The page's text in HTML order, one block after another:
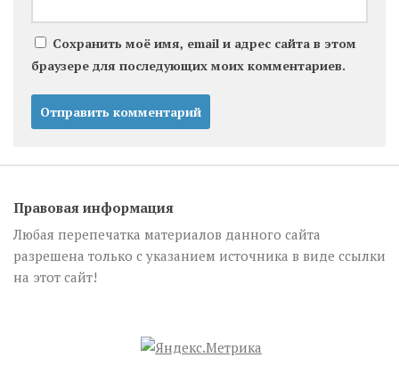
Сохранить моё имя, email и адрес сайта в этом
браузере для последующих моих комментариев.
Правовая информация
Любая перепечатка материалов данного сайта
разрешена только с указанием источника в виде ссылки
на этот сайт!